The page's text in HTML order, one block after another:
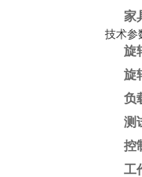
家
技术参
旋
旋
负
测
控
工